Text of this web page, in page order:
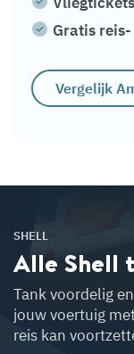
Gratis
Vergelijk
SHELL
Alle Shell
Tank voordelig
jouw voertuig
reis kan